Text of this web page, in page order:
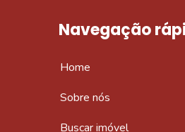
Navegação
Home
Sobre nós
Buscar imóvel